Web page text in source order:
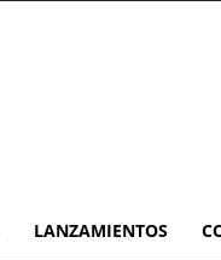
LANZAMIENTOS